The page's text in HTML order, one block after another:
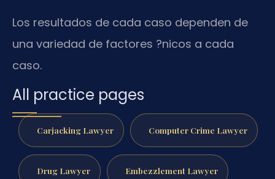
Los resultados de cada caso dependen de
una variedad de factores ?nicos a cada
caso.
All practice pages
Carjacking Lawyer Computer Crime Lawyer
Drug Lawyer Embezzlement Lawyer